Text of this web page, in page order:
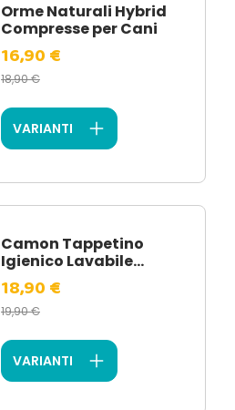
Orme Naturali Hybrid
Compresse per Cani
16,90 €
18,90 €
VARIANTI
Camon Tappetino
Igienico Lavabile...
18,90 €
19,90 €
VARIANTI